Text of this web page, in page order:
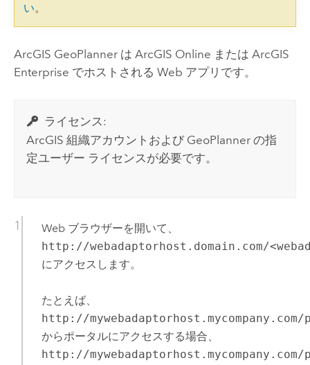
い。
ArcGIS GeoPlannerは ArcGIS Online または ArcGIS
Enterprise でホストされる Web アプリです。
ライセンス:
ArcGIS 組織アカウントおよび GeoPlanner の指
定ユーザー ライセンスが必要です。
Web ブラウザーを開いて、
http://webadaptorhost.domain.com/
にアクセスします。
たとえば、
http://
からポータルにアクセスする場合、
http://